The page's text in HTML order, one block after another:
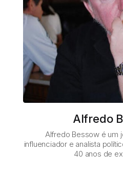
Alfredo
Alfredo Bessow é um
influenciador e analista
40 anos de